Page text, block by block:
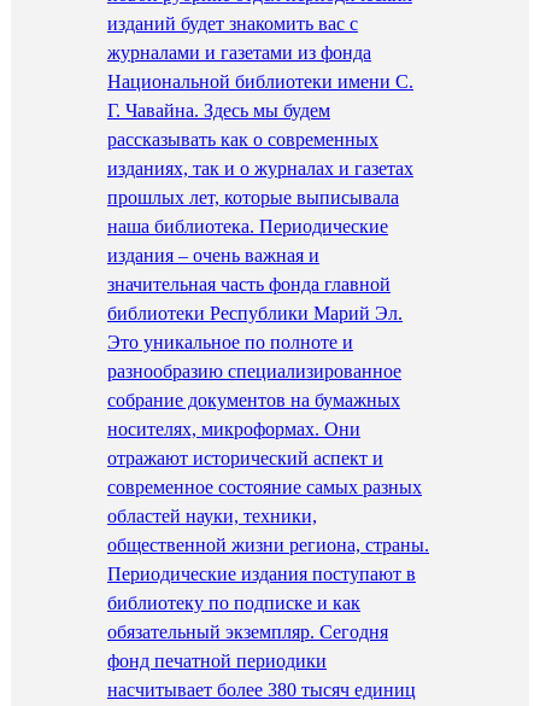
изданий будет знакомить вас с
журналами и газетами из фонда
Национальной библиотеки имени С.
Г. Чавайна. Здесь мы будем
рассказывать как о современных
изданиях, так и о журналах и газетах
прошлых лет, которые выписывала
наша библиотека. Периодические
издания – очень важная и
значительная часть фонда главной
библиотеки Республики Марий Эл.
Это уникальное по полноте и
разнообразию специализированное
собрание документов на бумажных
носителях, микроформах. Они
отражают исторический аспект и
современное состояние самых разных
областей науки, техники,
общественной жизни региона, страны.
Периодические издания поступают в
библиотеку по подписке и как
обязательный экземпляр. Сегодня
фонд печатной периодики
насчитывает более 380 тысяч единиц